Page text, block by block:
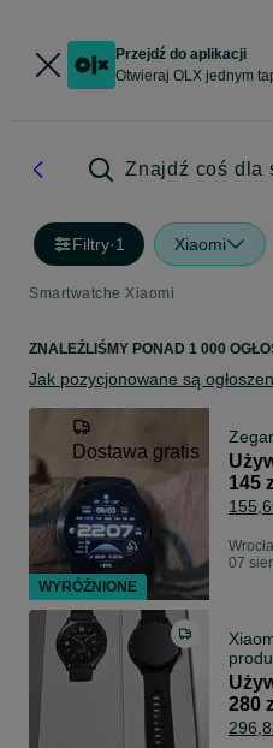
Przejdź do aplikacji
Otwieraj OLX jednym
Znajdź coś dla
Filtry·1 Xiaomi
Smartwatche Xiaomi
ZNALEŹLIŚMY PONAD 1 000
Jak pozycjonowane są
Dostawa gratis
145
07
280
WYRÓŻNIONE